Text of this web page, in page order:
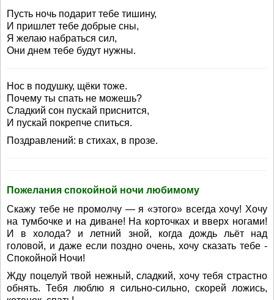
Пусть ночь подарит тебе тишину,
И пришлет тебе добрые сны,
Я желаю набраться сил,
Они днем тебе будут нужны.
Нос в подушку, щёки тоже.
Почему ты спать не можешь?
Сладкий сон пускай приснится,
И пускай покрепче спиться.
Поздравлений: в стихах, в прозе.
Пожелания спокойной ночи любимому
Скажу тебе не промолчу — я «этого» всегда хочу! Хочу
на тумбочке и на диване! На корточках и вверх ногами!
И в холода? и летний зной, когда дождь льёт над
головой, и даже если поздно очень, хочу сказать тебе -
Спокойной Ночи!
Жду поцелуй твой нежный, сладкий, хочу тебя страстно
обнять. Тебя люблю я сильно-сильно, скорей ложись,